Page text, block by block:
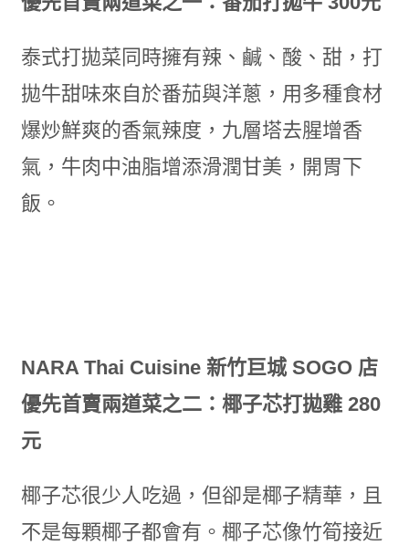
泰式打拋菜同時擁有辣、鹹、酸、甜，打
拋牛甜味來自於番茄與洋蔥，用多種食材
爆炒鮮爽的香氣辣度，九層塔去腥增香
氣，牛肉中油脂增添滑潤甘美，開胃下
飯。
NARA Thai Cuisine 新竹巨城 SOGO 店
優先首賣兩道菜之二：椰子芯打拋雞 280
元
椰子芯很少人吃過，但卻是椰子精華，且
不是每顆椰子都會有。椰子芯像竹筍接近